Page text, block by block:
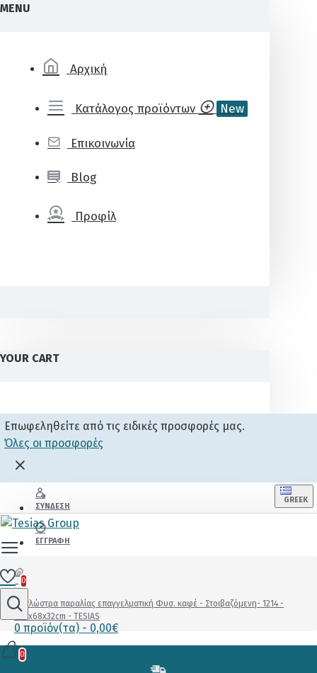
MENU
Αρχική
Κατάλογος προϊόντων New
Επικοινωνία
Blog
Προφίλ
YOUR CART
Επωφεληθείτε από τις ειδικές προσφορές μας.
Όλες οι προσφορές
ΣΎΝΔΕΣΗ
ΕΓΓΡΑΦΉ
GREEK
0
0 προϊόν(τα) - 0,00€
0
Ξαπλώστρα παραλίας επαγγελματική Φυσ. καφέ - Στοιβαζόμενη- 1214 -
200x68x32cm - TESIAS